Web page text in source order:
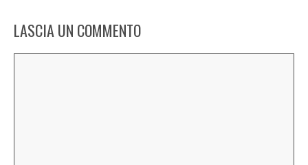
LASCIA UN COMMENTO